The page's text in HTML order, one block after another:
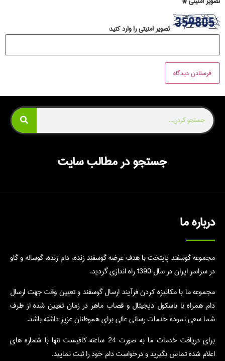
تصویر امنیتی را وارد کنید:
جستجو در مطالب سایت
درباره ما
مجموعه گوسفند پایتخت با هدف عرضه گوسفند زنده، دام زنده، گوساله و گاو
در سراسر ایران در سال 1390 راه اندازی گردید.
مجموعه ما با مکانیزه کردن فرآیند ارسال گوسفند و تعیین وقت جهت ارسال
دام همراه با باسکول دیجیتال و قصاب ماهر در زمان تعیین شده از طرف
شما سعی نموده خدمات رسانی عالی برای هموطنان عزیز داشته باشد.
برای دریافت خدمات ما به صورت 24 ساعته کافیست تنها با شماره های
اعلام شده تماس بگیرید و درخواست دام خود را ثبت نمایید.